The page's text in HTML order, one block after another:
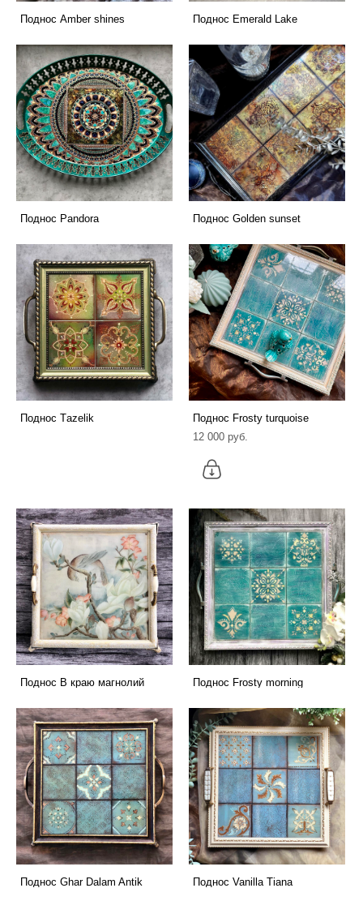
Поднос Amber shines Поднос Emerald Lake
Поднос Pandora Поднос Golden sunset
Поднос Тazelik
Поднос Frosty turquoise
12 000 pуб.
Поднос В краю магнолий Поднос Frosty morning
Поднос Ghar Dalam Antik Поднос Vanilla Tiana